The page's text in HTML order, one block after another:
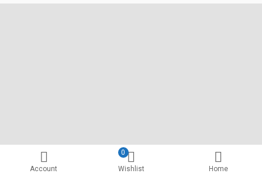
Home
0
Wishlist
Account